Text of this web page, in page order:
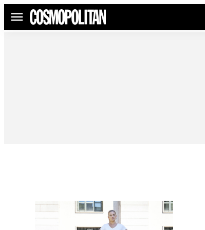
Menú